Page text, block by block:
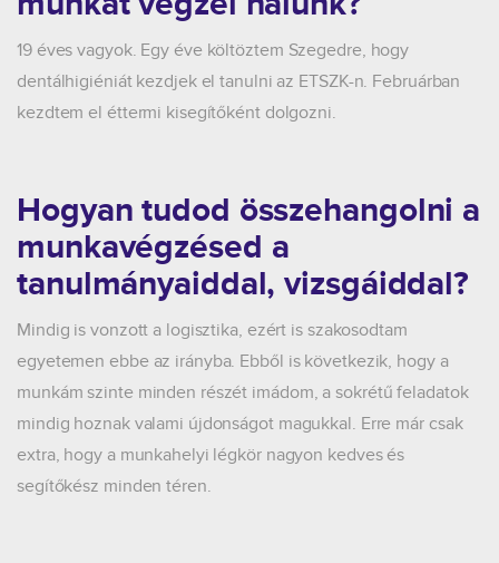
19 éves vagyok. Egy éve költöztem Szegedre, hogy
dentálhigiéniát kezdjek el tanulni az ETSZK-n. Februárban
kezdtem el éttermi kisegítőként dolgozni.
Hogyan tudod összehangolni a
munkavégzésed a
tanulmányaiddal, vizsgáiddal?
Mindig is vonzott a logisztika, ezért is szakosodtam
egyetemen ebbe az irányba. Ebből is következik, hogy a
munkám szinte minden részét imádom, a sokrétű feladatok
mindig hoznak valami újdonságot magukkal. Erre már csak
extra, hogy a munkahelyi légkör nagyon kedves és
segítőkész minden téren.